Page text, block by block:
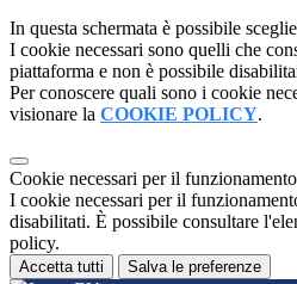
In questa schermata è possibile
I cookie necessari sono quelli che
piattaforma e non è possibile
Per conoscere quali sono i cookie
visionare la COOKIE POLICY.
Cookie necessari per il funzionamento
I cookie necessari per il
disabilitati. È possibile consultare
policy.
Accetta tutti Salva le preferenze